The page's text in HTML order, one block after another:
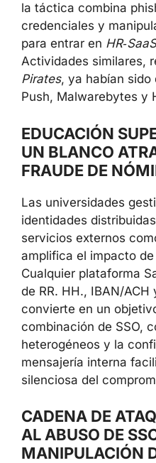
la táctica combina
credenciales y
para entrar en HR‑SaaS
Actividades similares,
Pirates, ya habían sido
Push, Malwarebytes y
EDUCACIÓN
UN BLANCO
FRAUDE DE
Las universidades
identidades
servicios externos
amplifica el impacto de
Cualquier plataforma
de RR. HH., IBAN/
convierte en un
combinación de SSO,
heterogéneos y la
mensajería interna
silenciosa del
CADENA DE
AL ABUSO DE
MANIPULACIÓN